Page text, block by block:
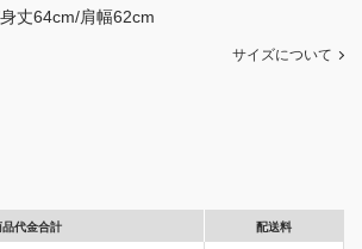
丈64cm/肩幅62cm
サイズについて
品代金合計 配送料